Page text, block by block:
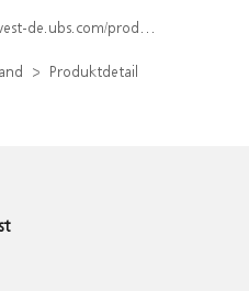
produkt/detail/index/isin/DE000WA8RAB6
Produktdetail